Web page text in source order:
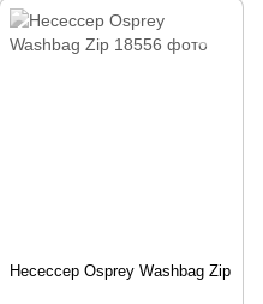
Несессер Osprey Washbag Zip